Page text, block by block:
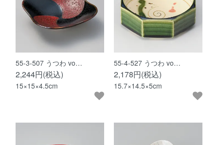
55-3-507 うつわ vo…
2,244円(税込)
15×15×4.5cm
55-4-527 うつわ vo…
2,178円(税込)
15.7×14.5×5cm